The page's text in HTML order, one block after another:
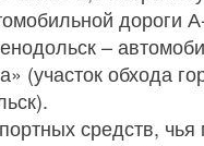
дороги
–
(участок обхода
средств, чья